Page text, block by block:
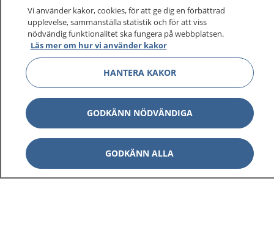
1177 ger dig råd när du vill må bättre.
1177 på flera språk
Om 1177 Visa
Kontakt Visa
Vi använder kakor, cookies, för att ge dig en förbättrad
upplevelse, sammanställa statistik och för att viss
nödvändig funktionalitet ska fungera på webbplatsen.
Läs mer om hur vi använder kakor
HANTERA KAKOR
GODKÄNN NÖDVÄNDIGA
GODKÄNN ALLA